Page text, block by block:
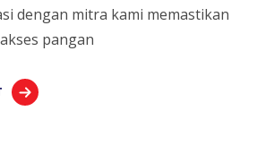
dengan mitra kami memastikan
pangan